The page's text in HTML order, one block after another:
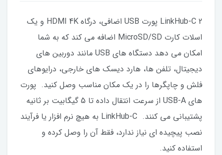
LinkHub-C 2 پورت USB اضافی، درگاه HDMI 4K و یک
اسلات کارت MicroSD/SD اضافه می کند که به شما
امکان می دهد دستگاه های USB مانند دوربین های
دیجیتال، تلفن ها، هارد دیسک های خارجی، درایوهای
فلش و چاپگرها را در یک مکان مناسب وصل کنید. پورت
های USB-A از سرعت انتقال داده تا 5 گیگابیت بر ثانیه
پشتیبانی می کنند. LinkHub-C به هیچ نرم افزار یا فرآیند
نصب پیچیده ای نیاز ندارد، فقط آن را وصل کرده و
استفاده کنید.